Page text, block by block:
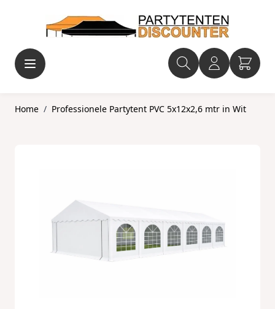
Home / Professionele Partytent PVC 5x12x2,6 mtr in Wit